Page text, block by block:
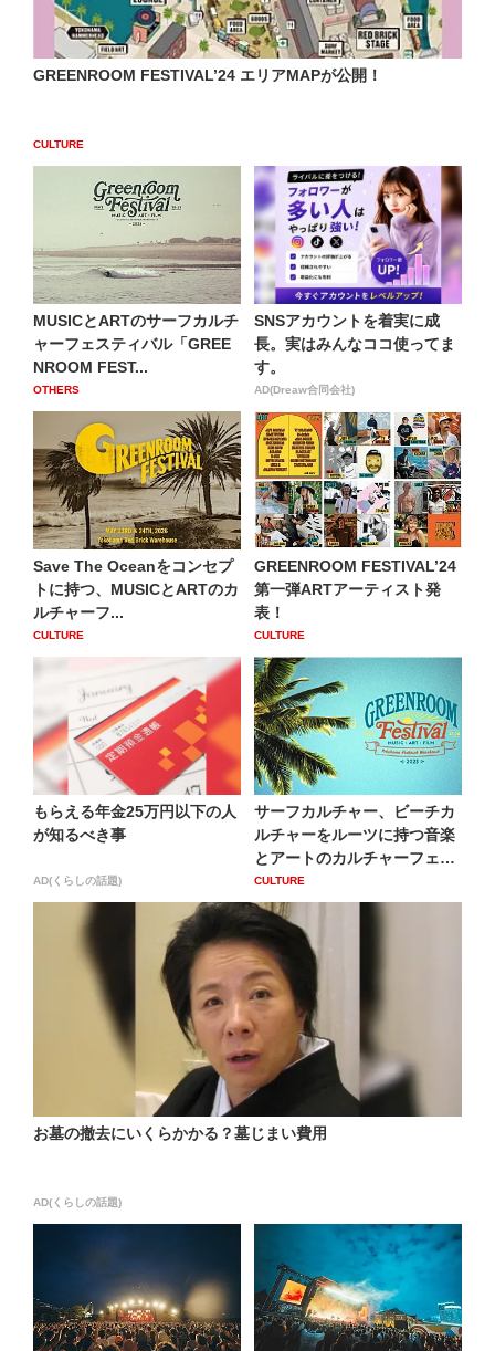
GREENROOM FESTIVAL’24 エリアMAPが公開！
CULTURE
MUSICとARTのサーフカルチ
ャーフェスティバル「GREE
NROOM FEST...
OTHERS
SNSアカウントを着実に成
長。実はみんなココ使ってま
す。
AD(Dreaw合同会社)
Save The Oceanをコンセプ
トに持つ、MUSICとARTのカ
ルチャーフ...
CULTURE
GREENROOM FESTIVAL’24
第一弾ARTアーティスト発
表！
CULTURE
もらえる年金25万円以下の人
が知るべき事
AD(くらしの話題)
サーフカルチャー、ビーチカ
ルチャーをルーツに持つ音楽
とアートのカルチャーフェス
テ...
CULTURE
お墓の撤去にいくらかかる？墓じまい費用
AD(くらしの話題)